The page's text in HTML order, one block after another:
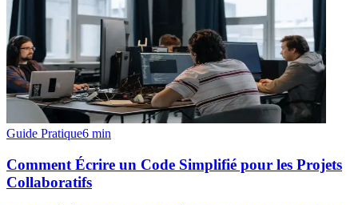
Guide Pratique6 min
Comment Écrire un Code Simplifié pour les Projets
Collaboratifs